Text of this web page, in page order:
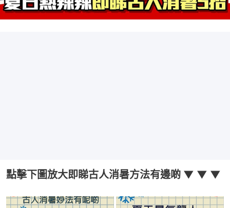
點擊下圖放大即睇古人消暑方法有邊啲 ▼ ▼ ▼